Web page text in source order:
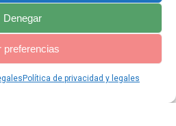
Denegar
preferencias
Política de privacidad y legales